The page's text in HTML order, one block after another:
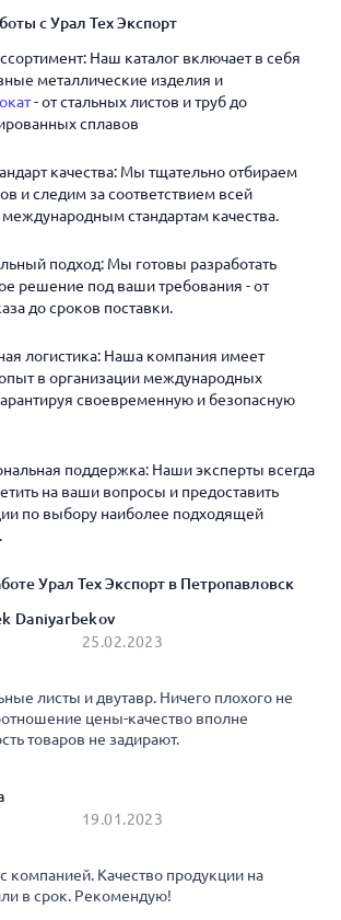
с Урал Тех Экспорт
Наш каталог включает в себя
металлические изделия и
- от стальных листов и труб до
сплавов
качества: Мы тщательно отбираем
и следим за соответствием всей
стандартам качества.
подход: Мы готовы разработать
решение под ваши требования - от
до сроков поставки.
логистика: Наша компания имеет
в организации международных
своевременную и безопасную
поддержка: Наши эксперты всегда
на ваши вопросы и предоставить
по выбору наиболее подходящей
Урал Тех Экспорт в Петропавловск
Daniyarbekov
25.02.2023
листы и двутавр. Ничего плохого не
цены-качество вполне
товаров не задирают.
19.01.2023
компанией. Качество продукции на
в срок. Рекомендую!